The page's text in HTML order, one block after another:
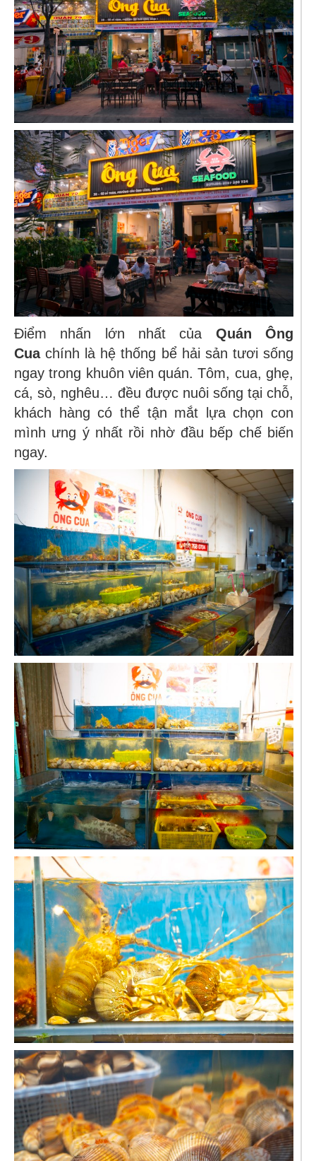
Điểm nhấn lớn nhất của Quán Ông
Cuachính là hệ thống bể hải sản tươi sống
ngay trong khuôn viên quán. Tôm, cua, ghẹ,
cá, sò, nghêu… đều được nuôi sống tại chỗ,
khách hàng có thể tận mắt lựa chọn con
mình ưng ý nhất rồi nhờ đầu bếp chế biến
ngay.